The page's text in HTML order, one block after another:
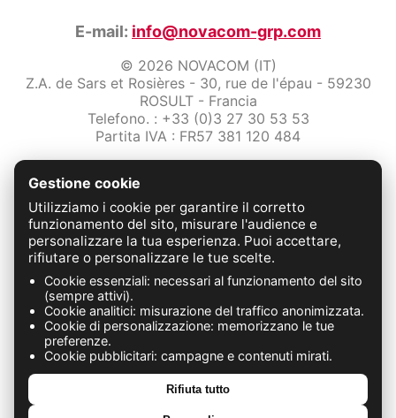
E-mail: info@novacom-grp.com
© 2026 NOVACOM (IT)
Z.A. de Sars et Rosières - 30, rue de l'épau - 59230
ROSULT - Francia
Telefono. : +33 (0)3 27 30 53 53
Partita IVA : FR57 381 120 484
Protezione dei dati
Condizioni Generali di Vendita
Contattaci
FABRICATION FRANÇAISE
Gestione cookie
Utilizziamo i cookie per garantire il corretto
funzionamento del sito, misurare l'audience e
personalizzare la tua esperienza. Puoi accettare,
rifiutare o personalizzare le tue scelte.
Cookie essenziali: necessari al funzionamento del sito
(sempre attivi).
Cookie analitici: misurazione del traffico anonimizzata.
Cookie di personalizzazione: memorizzano le tue
preferenze.
Cookie pubblicitari: campagne e contenuti mirati.
Rifiuta tutto